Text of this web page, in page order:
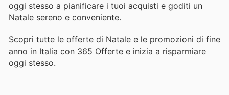
oggi stesso a pianificare i tuoi acquisti e goditi un
Natale sereno e conveniente.
Scopri tutte le offerte di Natale e le promozioni di fine
anno in Italia con 365 Offerte e inizia a risparmiare
oggi stesso.